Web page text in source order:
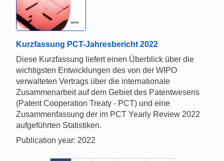
Kurzfassung PCT-Jahresbericht 2022
Diese Kurzfassung liefert einen Überblick über die
wichtigsten Entwicklungen des von der WIPO
verwalteten Vertrags über die internationale
Zusammenarbeit auf dem Gebiet des Patentwesens
(Patent Cooperation Treaty - PCT) und eine
Zusammenfassung der im PCT Yearly Review 2022
aufgeführten Statistiken.
Publication year: 2022